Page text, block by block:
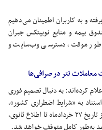
و به کاربران اطمینان می‌دهیم
بیمه و منابع نوبیتکسجبران
طور موقت، دسترسی وب‌سایت و
معاملاتتتر در صرافی‌ها
کرده‌اند: به دنبال تصمیم فوری
به «شرایط اضطراری کشور»،
بازار معاملاتی تتر/تومان (USDT/IRT) از تاریخ ۲۷ خردادماه تا اطلاع ثانوی،